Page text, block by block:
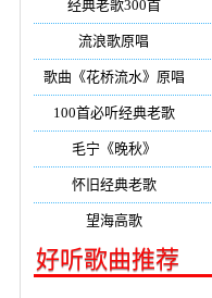
经典老歌300首(203)
流浪歌原唱
歌曲《花桥流水》原唱
100首必听经典老歌(150)
毛宁《晚秋》
怀旧经典老歌(133)
望海高歌(131)
好听歌曲推荐